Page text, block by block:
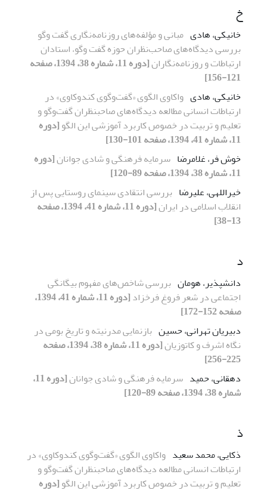
خ
خانیکی، هادی مبانی و مؤلفه‌های روزنامه‌‌نگاری گفت ‌وگو
بررسی دیدگاه‌‌های صاحب‌نظران حوزه گفت ‌وگو، استادان
ارتباطات و روزنامه‌نگاران
[دوره 11، شماره 38، 1394، صفحه
121-156]
خانیکی، هادی واکاوی الگوی «گفت‌‌وگوی کندوکاوی» در
ارتباطات انسانی مطالعه دیدگاه‌های صاحب‏نظران گفت‌وگو و
تعلیم و تربیت در خصوص کاربرد آموزشی این الگو[دوره
11، شماره 41، 1394، صفحه 101-130]
خوش فر، غلامرضا سرمایه فرهنگی و شادی جوانان[دوره
11، شماره 38، 1394، صفحه 89-120]
خیراللهی، علیرضا بررسی انتقادی سینمای روستایی پس از
انقلاب اسلامی در ایران
[دوره 11، شماره 41، 1394، صفحه
13-38]
د
دانشپذیر، هومان بررسی شاخص‌های مفهوم بیگانگی
اجتماعی در شعر فروغ فرخزاد
[دوره 11، شماره 41، 1394،
صفحه 152-172]
دبیریان تهرانی، حسین بازنمایی مدرنیته و تاریخ بومی در
نگاه اشرف و کاتوزیان
[دوره 11، شماره 38، 1394، صفحه
225-256]
دهقانی، حمید سرمایه فرهنگی و شادی جوانان
[دوره 11،
شماره 38، 1394، صفحه 89-120]
ذ
ذکایی، محمد سعید واکاوی الگوی «گفت‌‌وگوی کندوکاوی» در
ارتباطات انسانی مطالعه دیدگاه‌های صاحب‏نظران گفت‌وگو و
تعلیم و تربیت در خصوص کاربرد آموزشی این الگو[دوره